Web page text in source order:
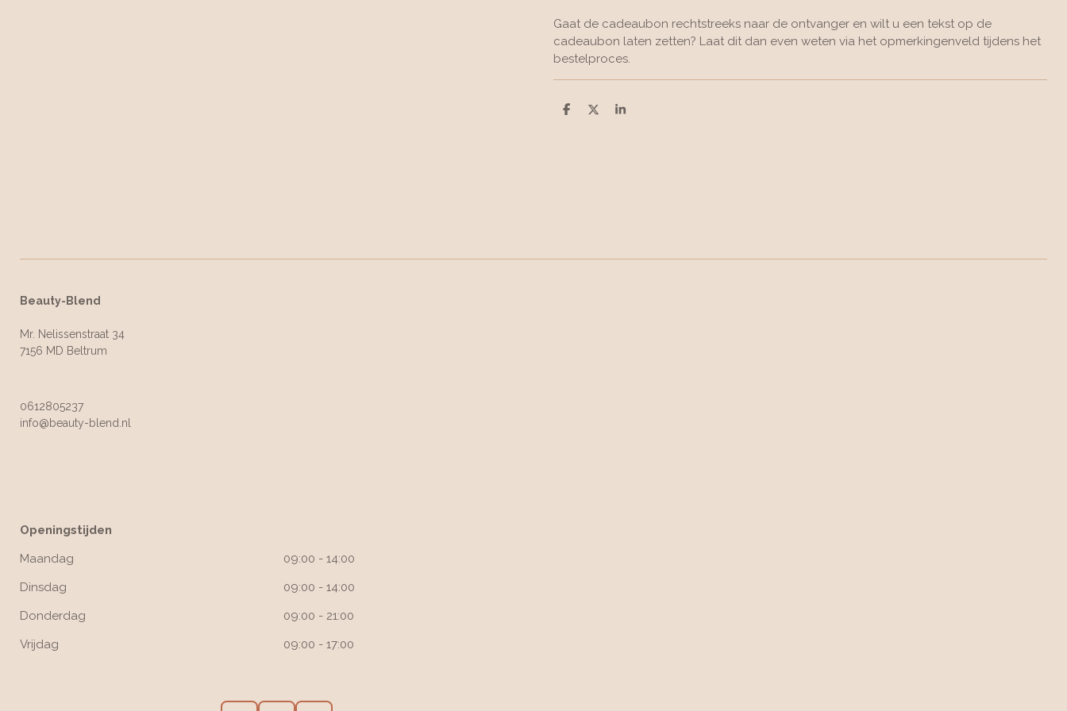
Gaat de cadeaubon rechtstreeks naar de ontvanger en wilt u een tekst op de
cadeaubon laten zetten? Laat dit dan even weten via het opmerkingenveld tijdens het
bestelproces.
D
D
S
Beauty-Blend
Mr. Nelissenstraat 34
7156 MD Beltrum
0612805237
info@beauty-blend.nl
Openingstijden
Maandag
09:00 - 14:00
Dinsdag
09:00 - 14:00
Donderdag
09:00 - 21:00
Vrijdag
09:00 - 17:00